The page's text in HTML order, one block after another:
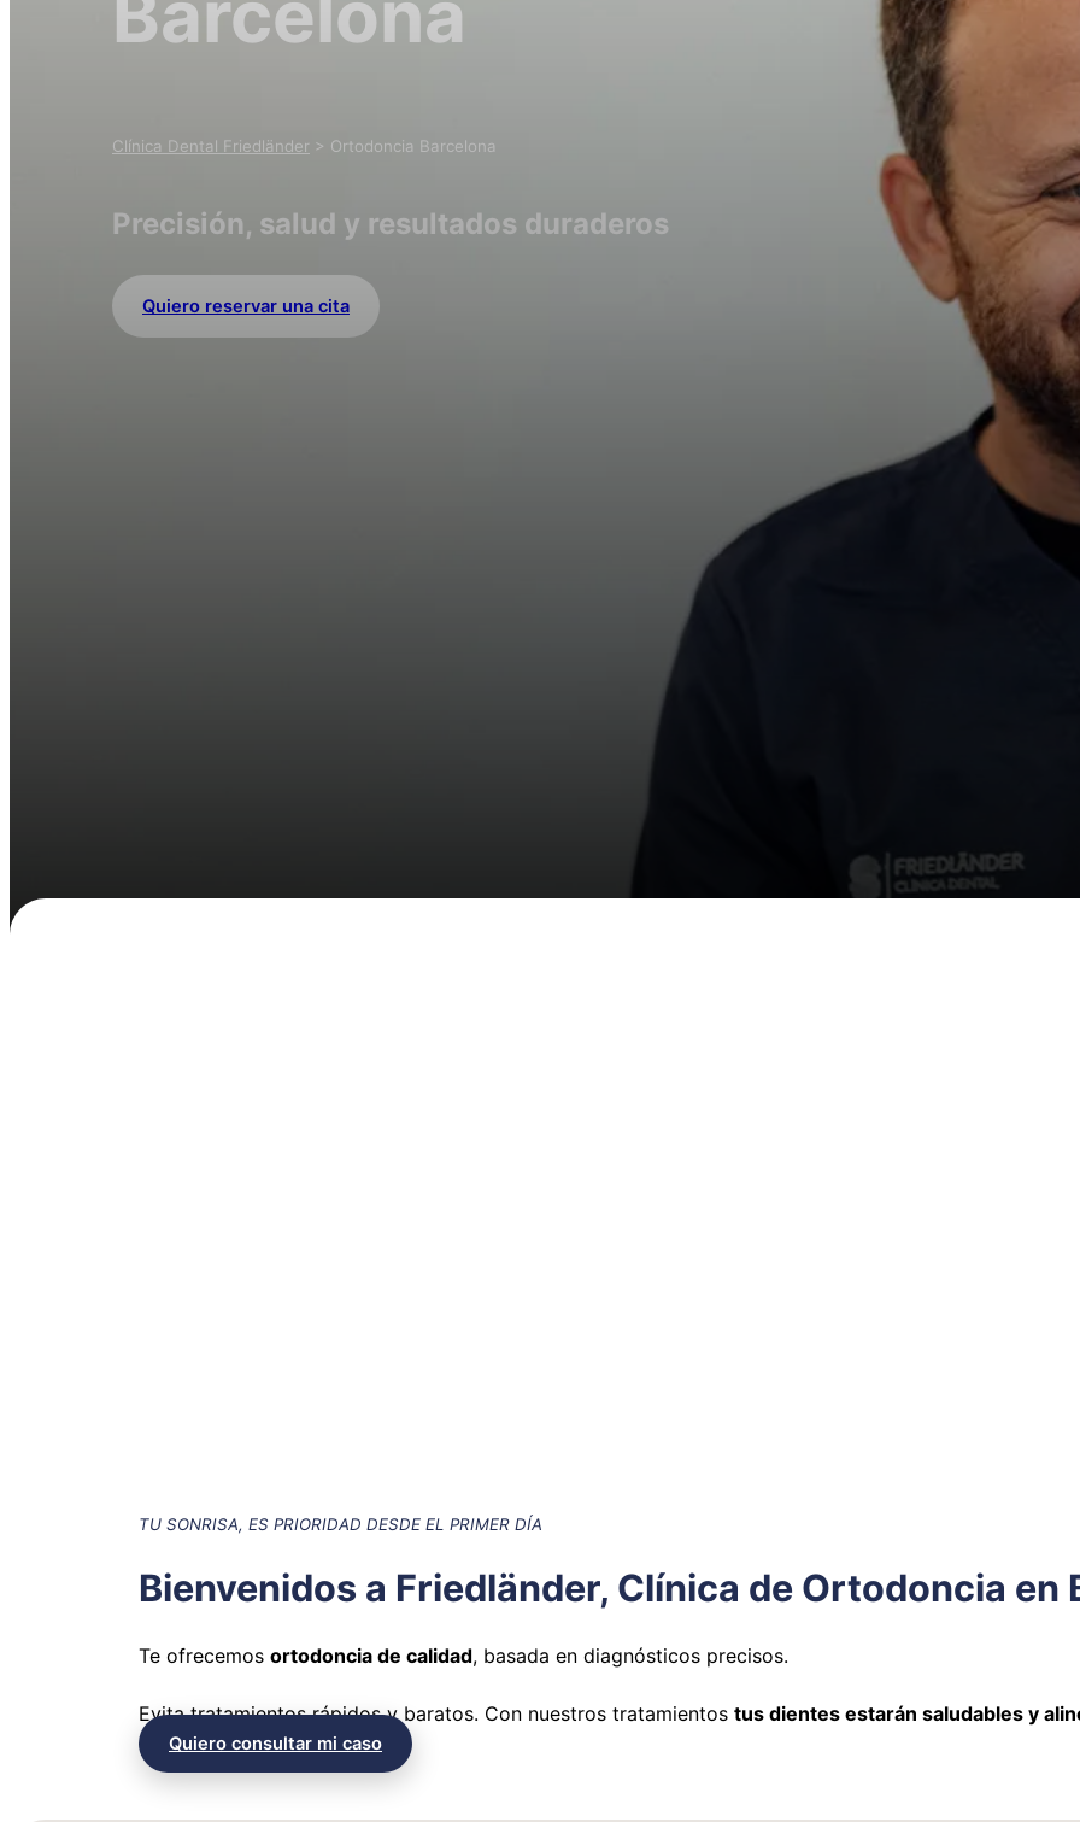
Clínica Dental Friedländer > Ortodoncia Barcelona
Precisión, salud y resultados duraderos
Quiero reservar una cita
TU SONRISA, ES PRIORIDAD DESDE EL PRIMER DÍA
Bienvenidos a Friedländer, Clínica de Ortodoncia en
Te ofrecemos ortodoncia de calidad, basada en diagnósticos precisos.
Evita tratamientos rápidos y baratos. Con nuestros tratamientos tus dientes estarán saludables y
Quiero consultar mi caso